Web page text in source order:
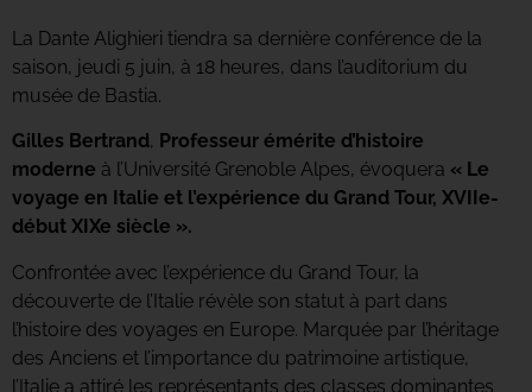
La Dante Alighieri tiendra sa dernière conférence de la
saison, jeudi 5 juin, à 18 heures, dans l’auditorium du
musée de Bastia.
Gilles Bertrand, Professeur émérite d’histoire
moderne à l’Université Grenoble Alpes, évoquera « Le
voyage en Italie et l’expérience du Grand Tour, XVIIe-
début XIXe siècle ».
Confrontée avec l’expérience du Grand Tour, la
découverte de l’Italie révèle son statut à part dans
l’histoire des voyages en Europe. Marquée par l’héritage
des Anciens et l’importance du patrimoine artistique,
l’Italie a attiré les représentants des classes dominantes